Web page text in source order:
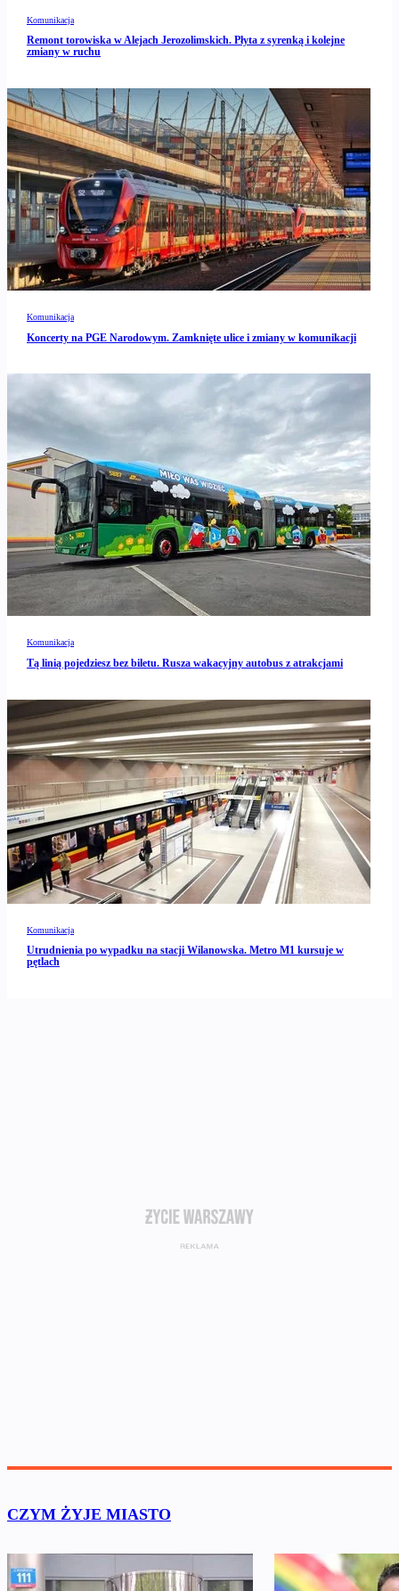
Komunikacja
Remont torowiska w Alejach Jerozolimskich. Płyta z syrenką i kolejne
zmiany w ruchu
Komunikacja
Koncerty na PGE Narodowym. Zamknięte ulice i zmiany w komunikacji
Komunikacja
Tą linią pojedziesz bez biletu. Rusza wakacyjny autobus z atrakcjami
Komunikacja
Utrudnienia po wypadku na stacji Wilanowska. Metro M1 kursuje w
pętlach
CZYM ŻYJE MIASTO